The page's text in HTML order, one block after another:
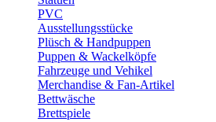
PVC
Ausstellungsstücke
Plüsch & Handpuppen
Puppen & Wackelköpfe
Fahrzeuge und Vehikel
Merchandise & Fan-Artikel
Bettwäsche
Brettspiele